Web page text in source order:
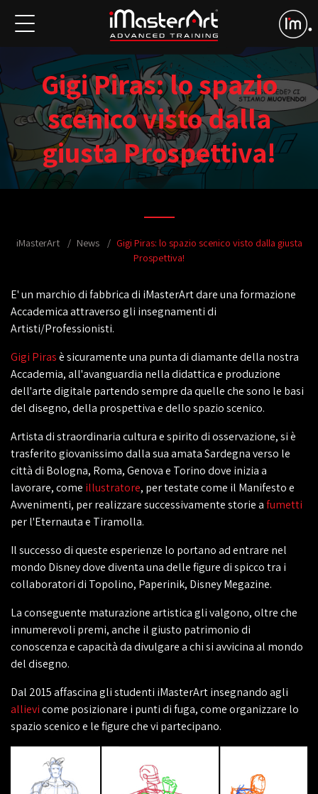
Gigi Piras: lo spazio
scenico visto dalla
giusta Prospettiva!
iMasterArt News
Gigi Piras: lo spazio scenico visto dalla giusta
Prospettiva!
E' un marchio di fabbrica di iMasterArt dare una formazione
Accademica attraverso gli insegnamenti di
Artisti/Professionisti.
Gigi Pirasè sicuramente una punta di diamante della nostra
Accademia, all'avanguardia nella didattica e produzione
dell'arte digitale partendo sempre da quelle che sono le basi
del disegno, della prospettiva e dello spazio scenico.
Artista di straordinaria cultura e spirito di osservazione, si è
trasferito giovanissimo dalla sua amata Sardegna verso le
città di Bologna, Roma, Genova e Torino dove inizia a
lavorare, come illustratore, per testate come il Manifesto e
Avvenimenti, per realizzare successivamente storie afumetti
per l'Eternauta e Tiramolla.
Il successo di queste esperienze lo portano ad entrare nel
mondo Disney dove diventa una delle figure di spicco tra i
collaboratori di Topolino, Paperinik, Disney Megazine.
La conseguente maturazione artistica gli valgono, oltre che
innumerevoli premi, anche il giusto patrimonio di
conoscenza e capacità da divulgare a chi si avvicina al mondo
del disegno.
Dal 2015 affascina gli studenti iMasterArt insegnando agli
allievicome posizionare i punti di fuga, come organizzare lo
spazio scenico e le figure che vi partecipano.